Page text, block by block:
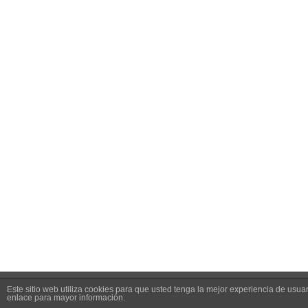
Copyright 2012 - 2019 Aecima | Asociación española de
Este sitio web utiliza cookies para que usted tenga la mejor experiencia de
enlace para mayor información.